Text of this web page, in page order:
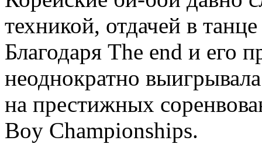
техникой, отдачей в
Благодаря The end и его
неоднократно
на престижных
Boy Championships.